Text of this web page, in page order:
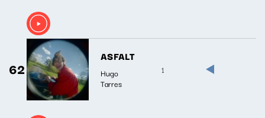
62
ASFALT
Hugo
Tarres
1